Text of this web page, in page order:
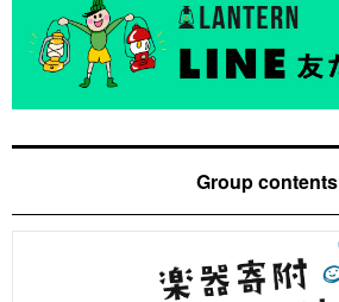
Group contents